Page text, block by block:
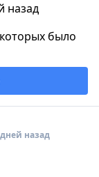
назад
было
назад